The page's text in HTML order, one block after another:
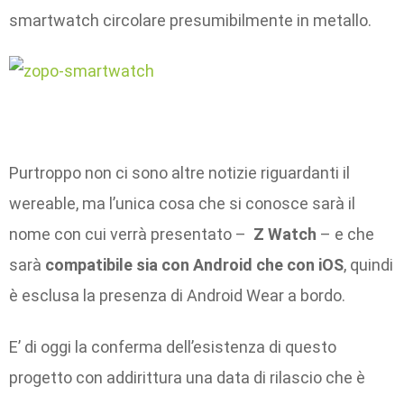
smartwatch circolare presumibilmente in metallo.
Purtroppo non ci sono altre notizie riguardanti il
wereable, ma l’unica cosa che si conosce sarà il
nome con cui verrà presentato – Z Watch – e che
sarà compatibile sia con Android che con iOS, quindi
è esclusa la presenza di Android Wear a bordo.
E’ di oggi la conferma dell’esistenza di questo
progetto con addirittura una data di rilascio che è